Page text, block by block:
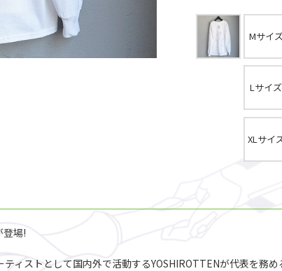
Mサイ
Lサイズ
XLサイ
登場!
ィストとして国内外で活動するYOSHIROTTENが代表を務め